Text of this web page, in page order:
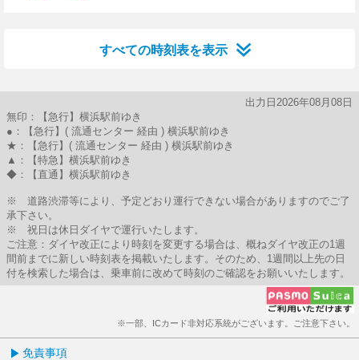
すべての時刻表を表示
出力日2026年08月08日
無印：【急行】横浜駅前ゆき
●：【急行】( 流通センター 経由 ) 横浜駅前ゆき
★：【急行】( 流通センター 経由 ) 横浜駅前ゆき
▲：【特急】横浜駅前ゆき
◆：【直通】横浜駅前ゆき
※ 道路渋滞等により、予定どおり運行できない場合がありますのでご了
承下さい。
※ 祝日は休日ダイヤで運行いたします。
ご注意：ダイヤ改正により時刻を変更する場合は、概ねダイヤ改正の1週
間前までに新しい時刻表を掲載いたします。そのため、1週間以上先の日
付を検索した場合は、乗車前に改めて時刻のご確認をお願いいたします。
※一部、ICカード非対応系統がございます。ご注意下さい。
免責事項